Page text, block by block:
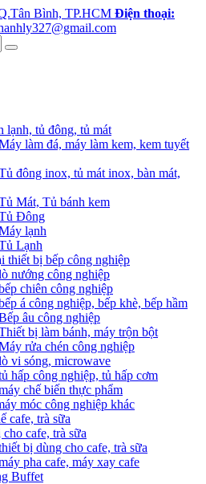
Bình, TP.HCM Điện thoại:
lạnh, tủ đông, tủ mát
làm đá, máy làm kem, kem tuyết
đông inox, tủ mát inox, bàn mát,
Mát, Tủ bánh kem
Đông
lạnh
Lạnh
thiết bị bếp công nghiệp
nướng công nghiệp
chiên công nghiệp
á công nghiệp, bếp khè, bếp hầm
âu công nghiệp
bị làm bánh, máy trộn bột
rửa chén công nghiệp
vi sóng, microwave
hấp công nghiệp, tủ hấp cơm
chế biến thực phẩm
móc công nghiệp khác
cafe, trà sữa
cafe, trà sữa
bị dùng cho cafe, trà sữa
pha cafe, máy xay cafe
Buffet